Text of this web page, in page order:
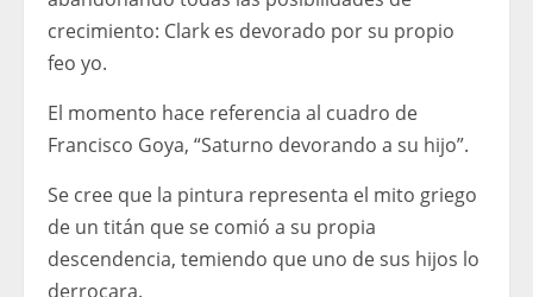
crecimiento: Clark es devorado por su propio
feo yo.
El momento hace referencia al cuadro de
Francisco Goya, “Saturno devorando a su hijo”.
Se cree que la pintura representa el mito griego
de un titán que se comió a su propia
descendencia, temiendo que uno de sus hijos lo
derrocara.